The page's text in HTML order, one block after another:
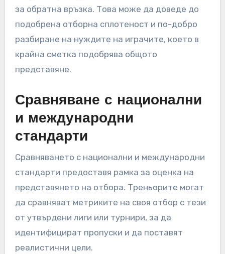
за обратна връзка. Това може да доведе до
подобрена отборна сплотеност и по-добро
разбиране на нуждите на играчите, което в
крайна сметка подобрява общото
представяне.
Сравняване с национални
и международни
стандарти
Сравняването с национални и международни
стандарти предоставя рамка за оценка на
представянето на отбора. Треньорите могат
да сравняват метриките на своя отбор с тези
от утвърдени лиги или турнири, за да
идентифицират пропуски и да поставят
реалистични цели.